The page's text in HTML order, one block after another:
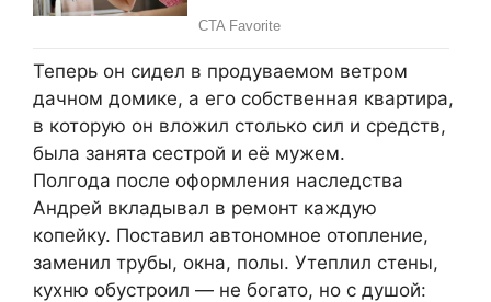
Теперь он сидел в продуваемом ветром
дачном домике, а его собственная квартира,
в которую он вложил столько сил и средств,
была занята сестрой и её мужем.
Полгода после оформления наследства
Андрей вкладывал в ремонт каждую
копейку. Поставил автономное отопление,
заменил трубы, окна, полы. Утеплил стены,
кухню обустроил — не богато, но с душой: